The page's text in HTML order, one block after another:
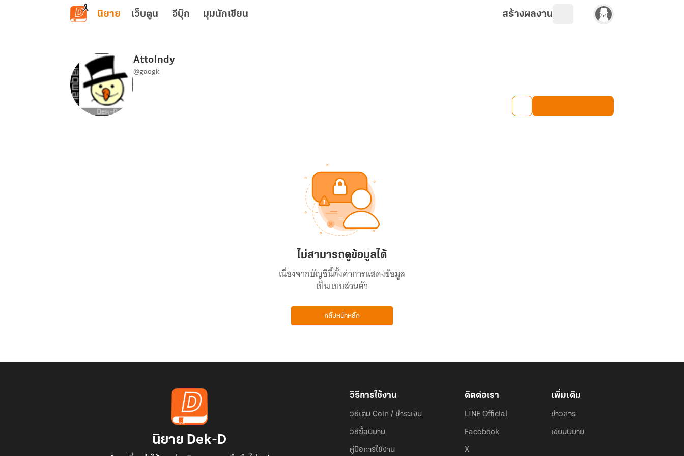
ข้ามไปยังเนื้อหาหลัก
นิยาย เว็บตูน อีบุ๊ก มุมนักเขียน สร้างผลงาน
AttoIndy
@gaogk
ไม่สามารถดูข้อมูลได้
เนื่องจากบัญชีนี้ตั้งค่าการแสดงข้อมูล
เป็นแบบส่วนตัว
กลับหน้าหลัก
นิยาย Dek-D
วิธีการใช้งาน
วิธีเติม Coin / ชำระเงิน
วิธีซื้อนิยาย
คู่มือการใช้งาน
ติดต่อเรา
LINE Official
Facebook
X
เพิ่มเติม
ข่าวสาร
เขียนนิยาย